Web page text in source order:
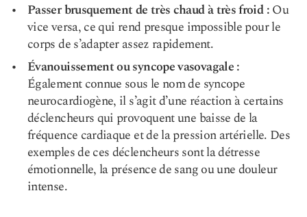
Passer brusquement de très chaud à très froid :Ou
vice versa, ce qui rend presque impossible pour le
corps de s’adapter assez rapidement.
Évanouissement ou syncope vasovagale :
Également connue sous le nom de syncope
neurocardiogène, il s’agit d’une réaction à certains
déclencheurs qui provoquent une baisse de la
fréquence cardiaque et de la pression artérielle. Des
exemples de ces déclencheurs sont la détresse
émotionnelle, la présence de sang ou une douleur
intense.